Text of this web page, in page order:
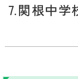
7.関根中学